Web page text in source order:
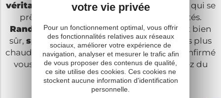
véritable terrain de jeu grandeur nature
qui se
prête à la découverte de nouvelles activités.
Randonnées, vélo, pêche, équitation,
et bien
sûr, sports nautiquespendant les mois les plus
chauds. Que vous soyez novice ou sportif confirmé
vous vous amuserez chez nous et profiterez du
grand air.
votre vie privée
Pour un fonctionnement optimal, vous offrir
des fonctionnalités relatives aux réseaux
sociaux, améliorer votre expérience de
navigation, analyser et mesurer le trafic afin
de vous proposer des contenus de qualité,
ce site utilise des cookies. Ces cookies ne
stockent aucune information d'identification
personnelle.